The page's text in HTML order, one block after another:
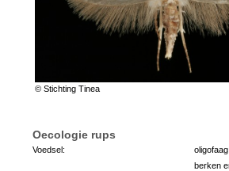
© Stichting Tinea
Oecologie rups
Voedsel:
oligofaag
berken